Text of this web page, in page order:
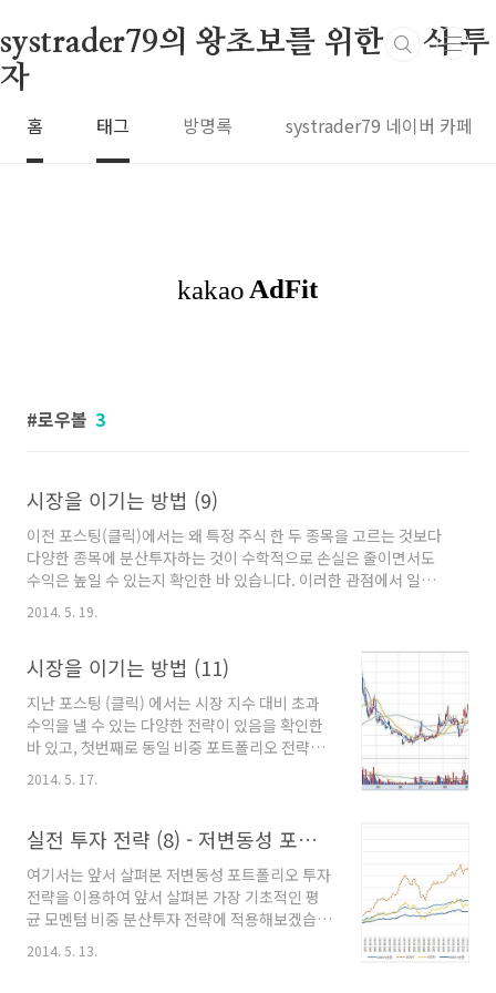
systrader79의 왕초보를 위한 주식 투
자
홈 태그 방명록 systrader79 네이버 카페
로우볼 3
시장을 이기는 방법 (9)
이전 포스팅(클릭)에서는 왜 특정 주식 한 두 종목을 고르는 것보다
다양한 종목에 분산투자하는 것이 수학적으로 손실은 줄이면서도
수익은 높일 수 있는지 확인한 바 있습니다. 이러한 관점에서 일반
투자가가 가장 쉽게 접근할 수 있는 투자 방법은 다양한 주식 종목
을 포트폴리오로 편입하고 있는 ETF에 투자하는 것이라고 결론을
내린바 있지요. 일반적으로 ETF를 이용해서 주식에 투자하는 것은
KOSPI200과 같은 종합 주가 지수를 추적하는 종목에 투자하는 것
을 의미합니다. 무수한 펀드 매니저들이 비싼 보수를 받고, 복잡한
분석을 통해 운용을 해도 장기간에 걸쳐 시장 지수를 이기는 경우가
얼마 되지 않는다는 이런 투자 방법의 유용성을 입증하는 실례라고
볼 수 있습니다. 그렇다면 지수에 투자하는 것만이 과연 최..
2014. 5. 19.
시장을 이기는 방법 (11)
지난 포스팅 (클릭) 에서는 시장 지수 대비 초과
수익을 낼 수 있는 다양한 전략이 있음을 확인한
바 있고, 첫번째로 동일 비중 포트폴리오 전략에
대해 살펴보았습니다. 지금부터는 두번째 전략인
저변동성 포트폴리오 전략에 대해서 살펴보겠습
을 시가 총액에 비례해서 구성하지 않고 동일한
(Low volatility) - 주가의 변동성(등락폭)이 적
은 종목만 선별하여 포트폴리오 구성 3. 저베타
포트폴리오 전략 - 종합주가지수와 상관성이 낮
게 움직이는 종목만 선별하여 포트폴리오로 구성
2014. 5. 17.
실전 투자 전략 (8) - 저변동성 포트폴리오 투자전략
여기서는 앞서 살펴본 저변동성 포트폴리오 투자
전략을 이용하여 앞서 살펴본 가장 기초적인 평
균 모멘텀 비중 분산투자 전략에 적용해보겠습니
다. 평균 모멘텀 비중 분산투자 전략 (저변동성 포
트폴리오) 투자 기간: 2002.2~2015.5투자 대상:
2014. 5. 13.